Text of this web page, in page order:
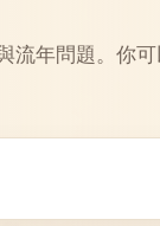
年問題。你可